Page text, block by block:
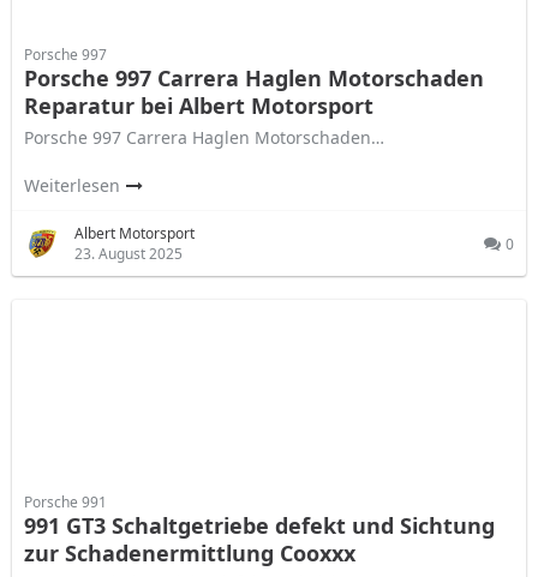
Porsche 997
Porsche 997 Carrera Haglen Motorschaden
Reparatur bei Albert Motorsport
Porsche 997 Carrera Haglen Motorschaden…
Weiterlesen
Albert Motorsport
23. August 2025
0
Porsche 991
991 GT3 Schaltgetriebe defekt und Sichtung
zur Schadenermittlung Cooxxx